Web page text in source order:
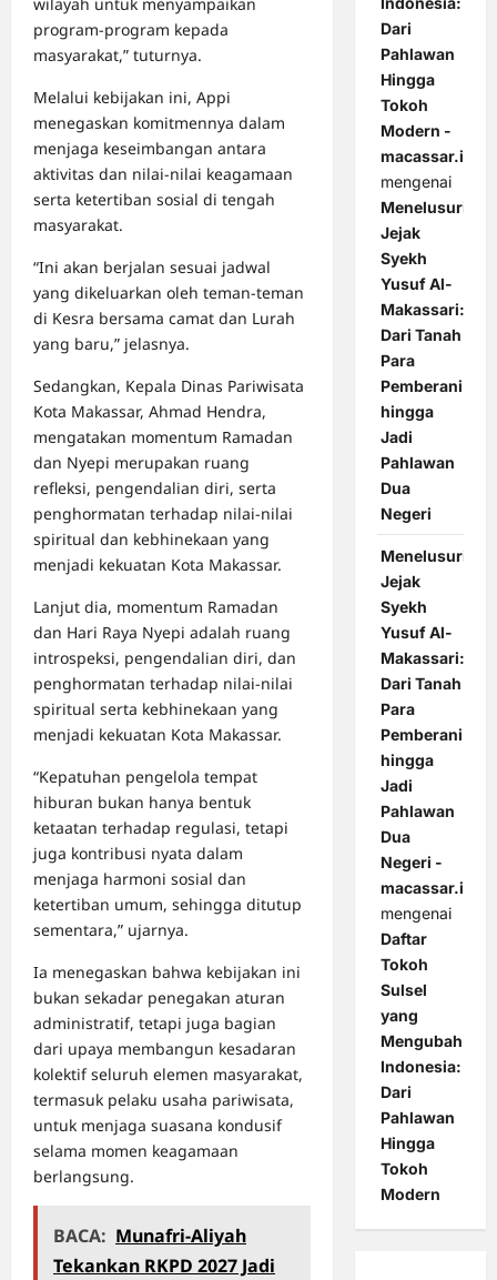
wilayah untuk menyampaikan
program-program kepada
masyarakat,” tuturnya.
Melalui kebijakan ini, Appi
menegaskan komitmennya dalam
menjaga keseimbangan antara
aktivitas dan nilai-nilai keagamaan
serta ketertiban sosial di tengah
masyarakat.
“Ini akan berjalan sesuai jadwal
yang dikeluarkan oleh teman-teman
di Kesra bersama camat dan Lurah
yang baru,” jelasnya.
Sedangkan, Kepala Dinas Pariwisata
Kota Makassar, Ahmad Hendra,
mengatakan momentum Ramadan
dan Nyepi merupakan ruang
refleksi, pengendalian diri, serta
penghormatan terhadap nilai-nilai
spiritual dan kebhinekaan yang
menjadi kekuatan Kota Makassar.
Lanjut dia, momentum Ramadan
dan Hari Raya Nyepi adalah ruang
introspeksi, pengendalian diri, dan
penghormatan terhadap nilai-nilai
spiritual serta kebhinekaan yang
menjadi kekuatan Kota Makassar.
“Kepatuhan pengelola tempat
hiburan bukan hanya bentuk
ketaatan terhadap regulasi, tetapi
juga kontribusi nyata dalam
menjaga harmoni sosial dan
ketertiban umum, sehingga ditutup
sementara,” ujarnya.
Ia menegaskan bahwa kebijakan ini
bukan sekadar penegakan aturan
administratif, tetapi juga bagian
dari upaya membangun kesadaran
kolektif seluruh elemen masyarakat,
termasuk pelaku usaha pariwisata,
untuk menjaga suasana kondusif
selama momen keagamaan
berlangsung.
BACA: Munafri-Aliyah
Tekankan RKPD 2027 Jadi
Dari
Pahlawan
Hingga
Tokoh
Modern -
macassar.id
mengenai
Menelusuri
Jejak
Syekh
Yusuf Al-
Makassari:
Dari Tanah
Para
Pemberani
hingga
Jadi
Pahlawan
Dua
Negeri
Menelusuri
Jejak
Syekh
Yusuf Al-
Makassari:
Dari Tanah
Para
Pemberani
hingga
Jadi
Pahlawan
Dua
Negeri -
macassar.id
mengenai
Daftar
Tokoh
Sulsel
yang
Mengubah
Indonesia:
Dari
Pahlawan
Hingga
Tokoh
Modern